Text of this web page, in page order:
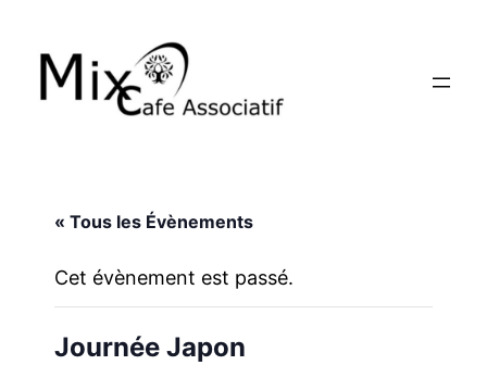
« Tous les Évènements
Cet évènement est passé.
Journée Japon